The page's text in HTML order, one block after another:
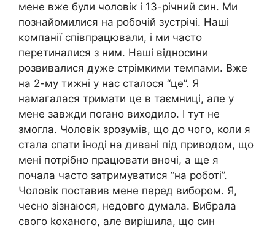
мене вже були чоловік і 13-річний син. Ми
познайомилися на робочій зустрічі. Наші
компанії співпрацювали, і ми часто
перетиналися з ним. Наші відносини
розвивалися дуже стрімкими темпами. Вже
на 2-му тижні у нас сталося “це”. Я
намагалася тримати це в таємниці, але у
мене завжди поrано виходило. І тут не
змогла. Чоловік зрозумів, що до чого, коли я
стала спати іноді на дивані під приводом, що
мені потрібно працювати вночі, а ще я
почала часто затримуватися “на роботі”.
Чоловік поставив мене перед вибором. Я,
чесно зізнаюся, недовго думала. Вибрала
свого kоханого, але вирішила, що син